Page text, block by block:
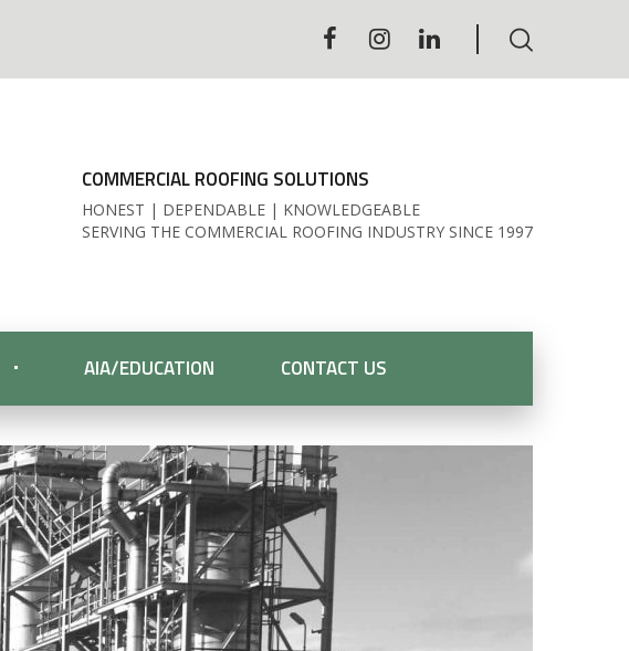
COMMERCIAL ROOFING SOLUTIONS
HONEST | DEPENDABLE | KNOWLEDGEABLE
SERVING THE COMMERCIAL ROOFING INDUSTRY SINCE 1997
AIA/EDUCATION CONTACT US